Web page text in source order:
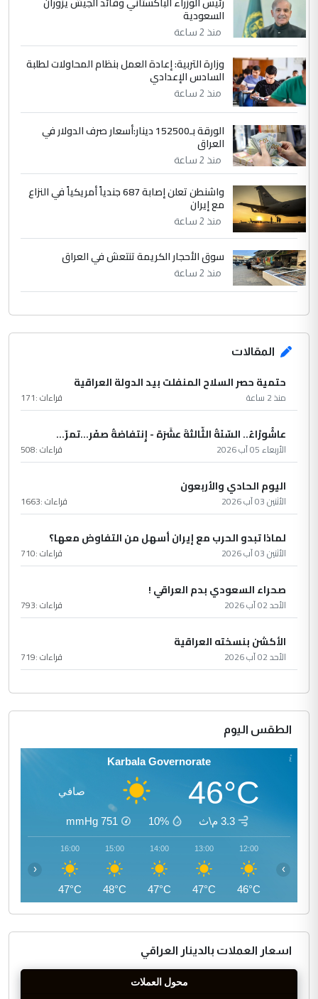
التعليق : تحياتي لك استاذ حامدتركان. كلام
دقيق ومسؤول؛ فالاستثمار الحقيقي للإنسان
وثروات البلد يعتمد على الكفاءة ...
الموضوع :
بين الإهمال واغتصاب الأرض.. بلاد
الرافدين تعاني الجفاف والتصحر!!
السعودية
منذ 2 ساعة
وزارة التربية: إعادة العمل بنظام المحاولات لطلبة
السادس الإعدادي
منذ 2 ساعة
الورقة بـ152500 دينار:أسعار صرف الدولار في
العراق
منذ 2 ساعة
واشنطن تعلن إصابة 687 جندياً أمريكياً في النزاع
مع إيران
منذ 2 ساعة
سوق الأحجار الكريمة تنتعش في العراق
منذ 2 ساعة
المقالات
حتمية حصر السلاح المنفلت بيد الدولة العراقية
منذ 2 ساعة قراءات :171
عاشُورْاءُ.. السّنَةُ الثّالثةَ عشَرَة - إِنتفاضةُ صفَر…تمرّ...
الأربعاء 05 آب 2026 قراءات :508
اليوم الحادي والأربعون
الأثنين 03 آب 2026 قراءات :1663
لماذا تبدو الحرب مع إيران أسهل من التفاوض معها؟
الأثنين 03 آب 2026 قراءات :710
صحراء السعودي بدم العراقي !
الأحد 02 آب 2026 قراءات :793
الأكشن بنسخته العراقية
الأحد 02 آب 2026 قراءات :719
الطقس اليوم
Karbala Governorate
46°C صافي
3.3 م\ث 10%
751
mmHg
12:00
46°C
13:00
47°C
14:00
47°C
15:00
48°C
16:00
47°C
‹ ›
اسعار العملات بالدينار العراقي